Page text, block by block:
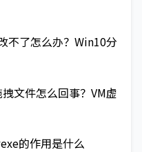
不了怎么办？Win10分
文件怎么回事？VM虚
的作用是什么